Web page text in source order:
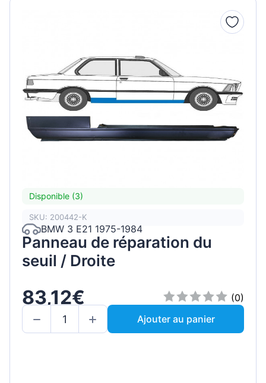
Disponible (3)
SKU: 200442-K
BMW 3 E21 1975-1984
Panneau de réparation du
seuil / Droite
83,12€
(0)
Ajouter au panier